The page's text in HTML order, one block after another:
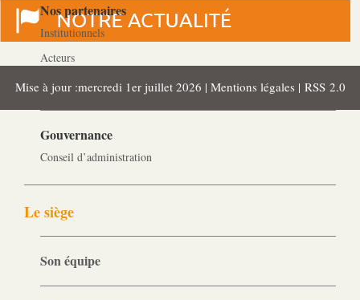
Nos partenaires
Institutionnels
Acteurs
Professionnels
Gouvernance
Conseil d’administration
Le siège
Son équipe
Mise à jour :mercredi 1er juillet 2026 | Mentions légales | RSS 2.0